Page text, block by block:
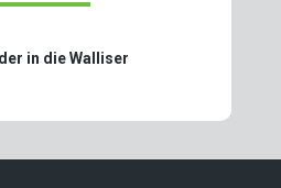
in die Walliser